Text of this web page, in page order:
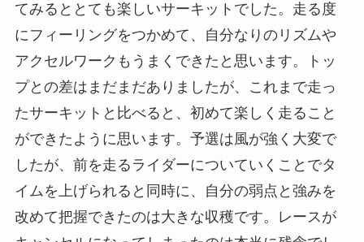
てみるととても楽しいサーキットでした。走る度
にフィーリングをつかめて、自分なりのリズムや
アクセルワークもうまくできたと思います。トッ
プとの差はまだまだありましたが、これまで走っ
たサーキットと比べると、初めて楽しく走ること
ができたように思います。予選は風が強く大変で
したが、前を走るライダーについていくことでタ
イムを上げられると同時に、自分の弱点と強みを
改めて把握できたのは大きな収穫です。レースが